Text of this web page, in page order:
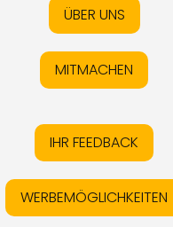
ÜBER UNS
MITMACHEN
IHR FEEDBACK
WERBEMÖGLICHKEITEN